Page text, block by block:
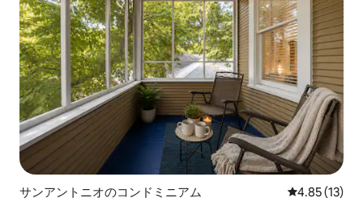
サンアントニオのコンドミニアム レビュー13
4.85 (13)